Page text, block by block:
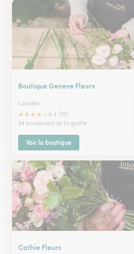
Boutique Geneve Fleurs
Lourdes
★★★★
4.4 (19)
34 boulevard de la grotte
Voir la boutique
Cathie Fleurs